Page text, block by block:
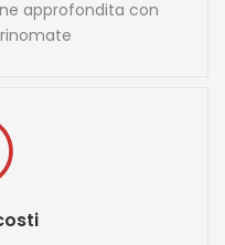
approfondita con